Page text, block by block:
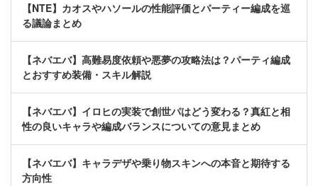
【NTE】カオスやハソールの性能評価とパーティー編成を巡
る議論まとめ
【ネバエバ】高難易度依頼や悪夢の攻略法は？パーティ編成
とおすすめ装備・スキル解説
【ネバエバ】イロヒの実装で創世パはどう変わる？真紅と相
性の良いキャラや編成バランスについての意見まとめ
【ネバエバ】キャラデザや乗り物スキンへの本音と期待する
方向性